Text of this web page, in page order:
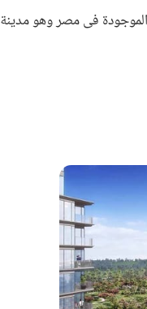
فى مصر وهو